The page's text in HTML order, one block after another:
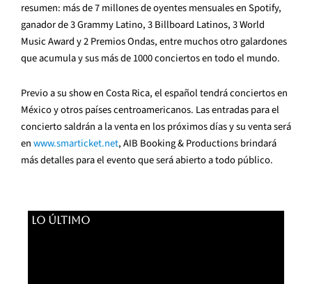
resumen: más de 7 millones de oyentes mensuales en Spotify,
ganador de 3 Grammy Latino, 3 Billboard Latinos, 3 World
Music Award y 2 Premios Ondas, entre muchos otro galardones
que acumula y sus más de 1000 conciertos en todo el mundo.
Previo a su show en Costa Rica, el español tendrá conciertos en
México y otros países centroamericanos. Las entradas para el
concierto saldrán a la venta en los próximos días y su venta será
enwww.smarticket.net, AIB Booking & Productions brindará
más detalles para el evento que será abierto a todo público.
LO ÚLTIMO